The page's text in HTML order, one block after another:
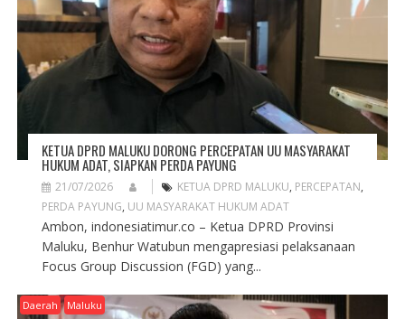
KETUA DPRD MALUKU DORONG PERCEPATAN UU MASYARAKAT
HUKUM ADAT, SIAPKAN PERDA PAYUNG
21/07/2026 KETUA DPRD MALUKU, PERCEPATAN,
PERDA PAYUNG, UU MASYARAKAT HUKUM ADAT
Ambon, indonesiatimur.co – Ketua DPRD Provinsi
Maluku, Benhur Watubun mengapresiasi pelaksanaan
Focus Group Discussion (FGD) yang...
Daerah Maluku